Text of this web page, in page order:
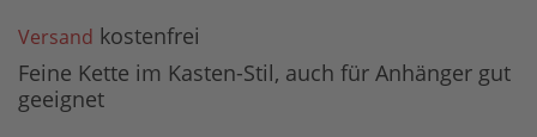
Versand kostenfrei
Feine Kette im Kasten-Stil, auch für Anhänger gut
geeignet